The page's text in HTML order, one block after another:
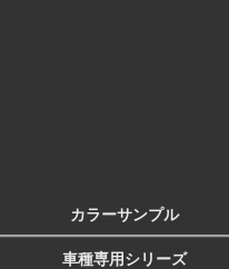
カラーサンプル
車種専用シリーズ